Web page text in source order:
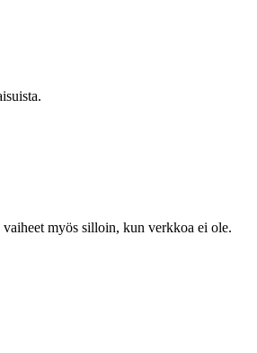
myös silloin, kun verkkoa ei ole.